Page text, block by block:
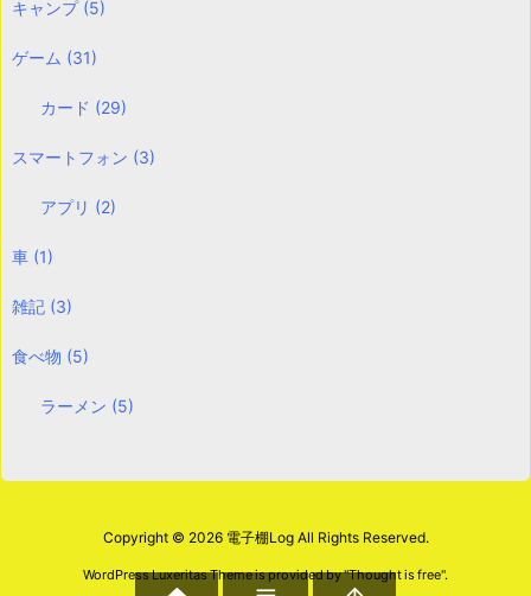
キャンプ (5)
ゲーム (31)
カード (29)
スマートフォン (3)
アプリ (2)
車 (1)
雑記 (3)
食べ物 (5)
ラーメン (5)
Copyright © 2026 電子棚LogAll Rights Reserved.
WordPress Luxeritas Theme is provided by "Thought is free".